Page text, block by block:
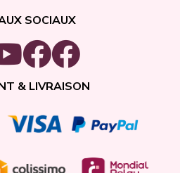
SOCIAUX
& LIVRAISON